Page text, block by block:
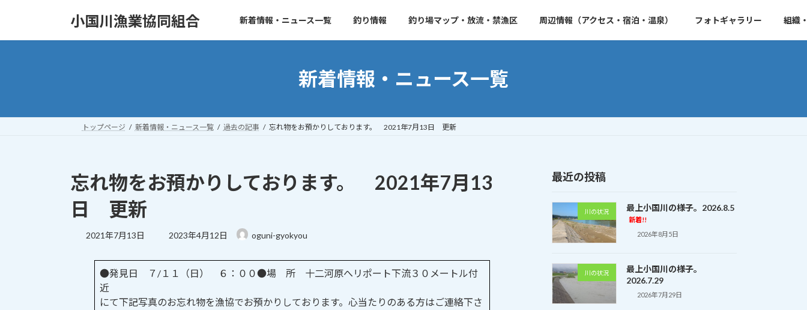
小国川漁業協同組合 新着情報・ニュース一覧 釣り情報 釣り場マップ・放流・禁漁区 周辺情報（アクセス・宿泊・温泉） フォトギャラリー 組織
新着情報・ニュース一覧
トップページ 新着情報・ニュース一覧 過去の記事 忘れ物をお預かりしております。 2021年7月13日 更新
忘れ物をお預かりしております。 2021年7月13
日 更新
2021年7月13日
最
新
:
2023年4月12日 oguni-gyokyou
●発見日 ７/１１（日） ６：００●場 所 十二河原へリポート下流３０メートル付
近
にて下記写真のお忘れ物を漁協でお預かりしております。心当たりのある方はご連絡下さ
最近の投稿
川の状況 最上小国川の様子。2026.8.5
新着!!
2026年8月5日
川の状況
最上小国川の様子。
2026.7.29
2026年7月29日